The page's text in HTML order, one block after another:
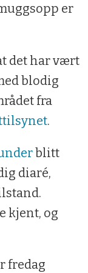
er
det har vært
blodig
fra
.
blitt
diaré,
kjent, og
fredag